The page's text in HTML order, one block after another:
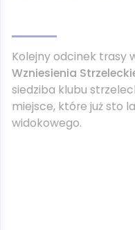
Kolejny odcinek trasy
Wzniesienia
siedziba klubu
miejsce, które już sto
widokowego.